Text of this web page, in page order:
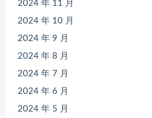
2024 年 11 月
2024 年 10 月
2024 年 9 月
2024 年 8 月
2024 年 7 月
2024 年 6 月
2024 年 5 月